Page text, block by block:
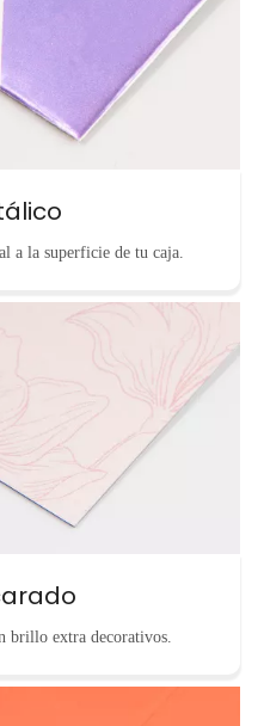
a la superficie de tu caja.
brillo extra decorativos.